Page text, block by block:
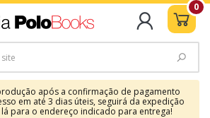
0
após a confirmação de pagamento
em até 3 dias úteis, seguirá da expedição
para o endereço indicado para entrega!